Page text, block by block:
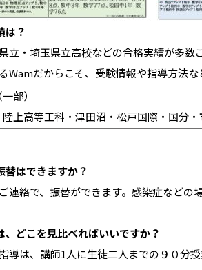
は？
立・埼玉県立高校などの合格実績が多
Wamだからこそ、受験情報や指導方法な
部）
上高等工科・津田沼・松戸国際・国分
替はできますか？
連絡で、振替ができます。感染症など
、どこを見比べればいいですか？
導は、講師1人に生徒二人までの９０分